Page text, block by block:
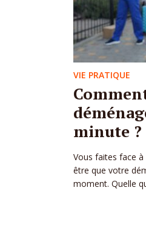
VIE PRATIQUE
minute ?
Vous faites face à
être que votre
moment. Quelle